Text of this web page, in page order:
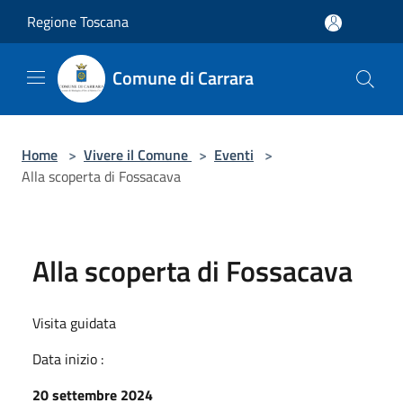
Regione Toscana
Comune di Carrara
Home > Vivere il Comune > Eventi >
Alla scoperta di Fossacava
Alla scoperta di Fossacava
Visita guidata
Data inizio :
20 settembre 2024